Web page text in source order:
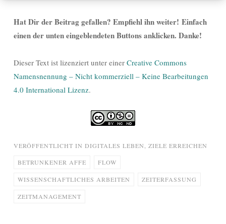
Hat Dir der Beitrag gefallen? Empfiehl ihn weiter! Einfach
einen der unten eingeblendeten Buttons anklicken. Danke!
Dieser Text ist lizenziert unter einer Creative Commons
Namensnennung – Nicht kommerziell – Keine Bearbeitungen
4.0 International Lizenz.
VERÖFFENTLICHT IN DIGITALES LEBEN ZIELE ERREICHEN
BETRUNKENER AFFE FLOW
WISSENSCHAFTLICHES ARBEITEN ZEITERFASSUNG
ZEITMANAGEMENT